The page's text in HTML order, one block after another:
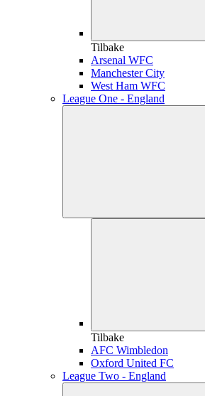
Tilbake
Arsenal WFC
Manchester City
West Ham WFC
League One - England
Tilbake
AFC Wimbledon
Oxford United FC
League Two - England